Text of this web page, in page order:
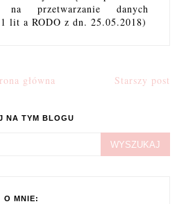
na przetwarzanie danych
lit a RODO z dn. 25.05.2018)
Starszy post
główna
NA TYM BLOGU
O MNIE: